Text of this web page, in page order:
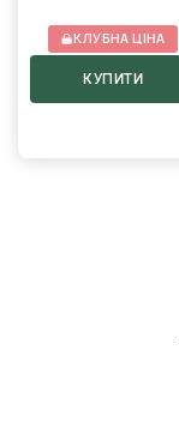
КЛУБНА ЦІНА
КУПИТИ